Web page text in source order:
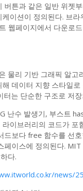
버튼과 같은 일반 위젯
케이션이 정의된다. 브
웹페이지에서 다운로
물리 기반 그래픽 알고
데이터 지향 스타일
터는 단순한 구조로 저
난수 발생기, 부스트
이브러리의 코드가
드보다 free 함수를 선
페이스에 정의된다.
다.
news/